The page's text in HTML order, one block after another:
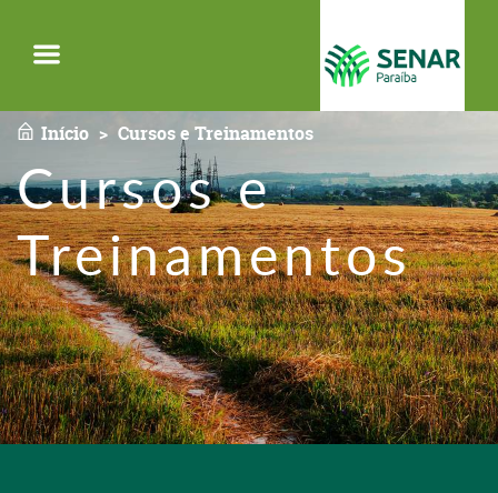
Início Cursos e Treinamentos
Cursos e
Treinamentos